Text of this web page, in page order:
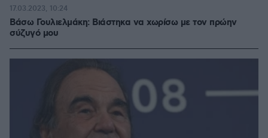
Βάσω Γουλιελμάκη: Βιάστηκα να χωρίσω με τον πρώην
σύζυγό μου
17.03.2023, 10:24